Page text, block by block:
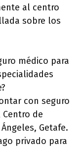
al centro
sobre los
médico para
con seguro
de
Getafe.
privado para